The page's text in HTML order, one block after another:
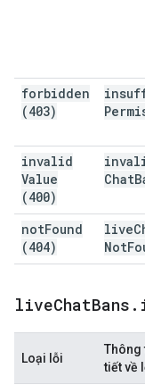
forbidden
(403)
invalid
Value
(400)
Chat
notFound
(404)
live
Not
liveChatBans .
Loại lỗi
Thông
tiết về